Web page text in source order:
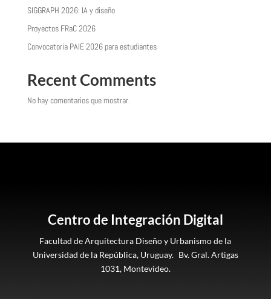
SIGGRAPH 2026: IA y diseño
Proyectos FRaC 2026
Convocatoria PAIE 2026 para estudiantes
Recent Comments
No hay comentarios que mostrar.
Centro de Integración Digital
Facultad de Arquitectura Diseño y Urbanismo de la
Universidad de la República, Uruguay. Bv. Gral. Artigas
1031, Montevideo.